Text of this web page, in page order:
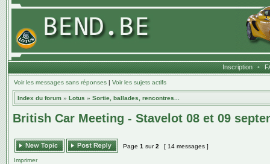
Inscription •
Voir les messages sans réponses | Voir les sujets actifs
Index du forum » Lotus » Sortie, ballades, rencontres...
British Car Meeting - Stavelot 08 et 09
Page 1 sur2 [ 14 messages ]
Imprimer